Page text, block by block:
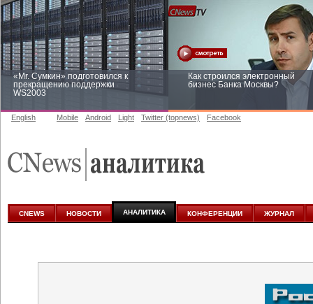
«Mr. Сумкин» подготовился к
прекращению поддержки
WS2003
Как строился электронный
бизнес Банка Москвы?
аналитике
English Mobile Android Light Twitter (topnews) Facebook
CNEWS НОВОСТИ АНАЛИТИКА КОНФЕРЕНЦИИ ЖУРНАЛ